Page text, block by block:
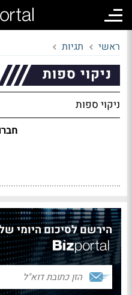
ראשי תגיות
ניקוי ספות
ניקוי ספות
הירשם לסיכום היומי